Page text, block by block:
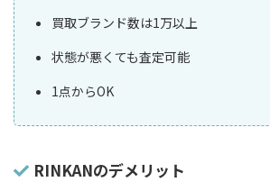
買取ブランド数は1万以上
状態が悪くても査定可能
1点からOK
RINKANのデメリット